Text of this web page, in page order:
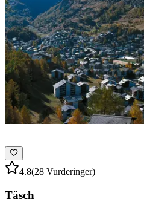
4.8(28 Vurderinger)
Täsch